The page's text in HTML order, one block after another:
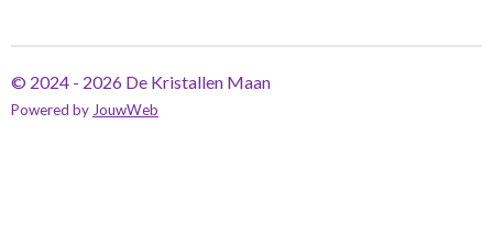
© 2024 - 2026 De Kristallen Maan
Powered by JouwWeb